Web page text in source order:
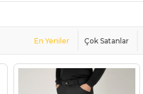
En Yeniler Çok Satanlar